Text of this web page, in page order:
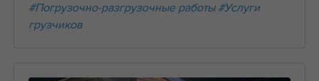
#Погрузочно-разгрузочные работы #Услуги
грузчиков